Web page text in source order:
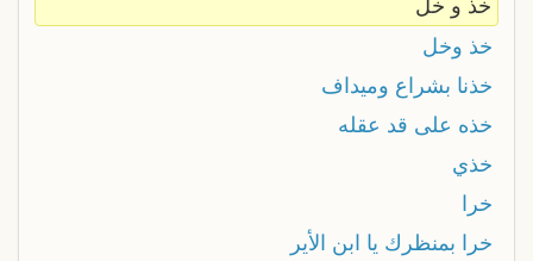
خذ و خل
خذ وخل
خذنا بشراع وميداف
خذه على قد عقله
خذي
خرا
خرا بمنظرك يا ابن الأير